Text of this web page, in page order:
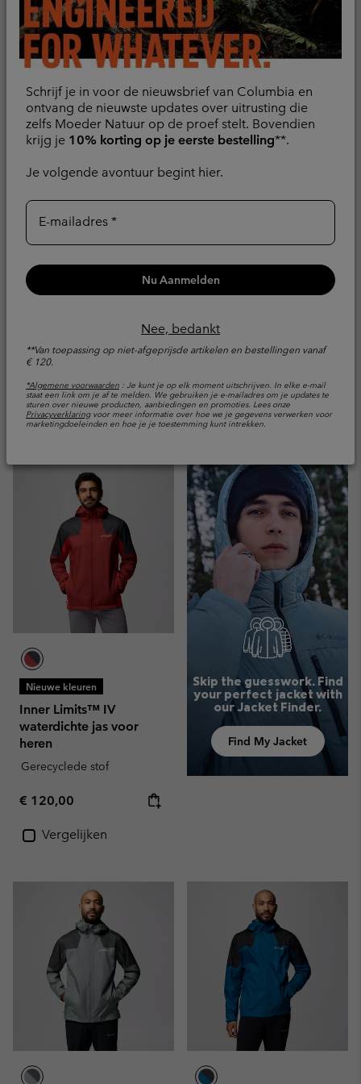
Schrijf je in voor de nieuwsbrief van Columbia en
ontvang de nieuwste updates over uitrusting die
zelfs Moeder Natuur op de proef stelt. Bovendien
krijg je 10% korting op je eerste bestelling**.
Je volgende avontuur begint hier.
E-mailadres
Nu Aanmelden
Nee, bedankt
**Van toepassing op niet-afgeprijsde artikelen en bestellingen vanaf
€ 120.
*Algemene voorwaarden : Je kunt je op elk moment uitschrijven. In elke e-mail
staat een link om je af te melden. We gebruiken je e-mailadres om je updates te
sturen over nieuwe producten, aanbiedingen en promoties. Lees onze
Privacyverklaringvoor meer informatie over hoe we je gegevens verwerken voor
marketingdoeleinden en hoe je je toestemming kunt intrekken.
Nieuwe kleuren
Inner Limits™ IV
Gerecyclede stof
Regular price:
€ 120,00
Vergelijken
Nieuwe kleuren
Inner Limits™ IV
heren
Gerecyclede stof
Sale price:
€ 72,00Regular price:
€ 120,00
Vergelijken
Nieuwe kleuren
Inner Limits™ IV
waterdichte jas voor
heren
Gerecyclede stof
Regular price:
€ 120,00
Vergelijken
Skip the guesswork. Find
your perfect jacket with
our Jacket Finder.
Find My Jacket